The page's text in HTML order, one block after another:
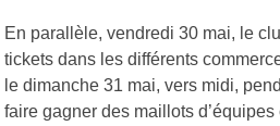
En parallèle, vendredi 30 mai, le
tickets dans les différents
le dimanche 31 mai, vers midi,
faire gagner des maillots